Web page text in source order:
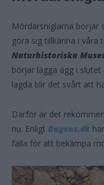
Mördarsniglarna börjar
göra sig tillkänna i våra
Naturhistoriska
börjar lägga ägg i
lagda blir det svårt att
Därför är det
nu. Enligt Dagens.dk
fälla för att bekämpa